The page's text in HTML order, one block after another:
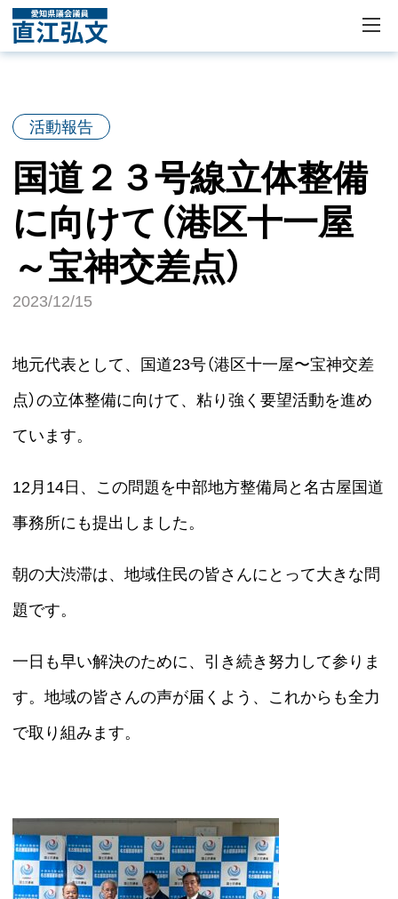
活動報告
国道２３号線立体整備
に向けて（港区十一屋
～宝神交差点）
2023/12/15
地元代表として、国道23号（港区十一屋〜宝神交差
点）の立体整備に向けて、粘り強く要望活動を進め
ています。
12月14日、この問題を中部地方整備局と名古屋国道
事務所にも提出しました。
朝の大渋滞は、地域住民の皆さんにとって大きな問
題です。
一日も早い解決のために、引き続き努力して参りま
す。地域の皆さんの声が届くよう、これからも全力
で取り組みます。